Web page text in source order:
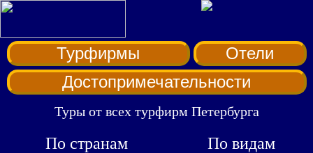
Турфирмы
Отели
Достопримечательности
Туры от всех турфирм Петербурга
По странам
По видам